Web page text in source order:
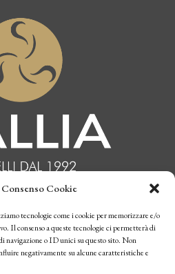
Cookie
tecnologie come i cookie per memorizzare e/o
Il consenso a queste tecnologie ci permetterà di
navigazione o ID unici su questo sito. Non
negativamente su alcune caratteristiche e
PRIVACY
DI VENDITA